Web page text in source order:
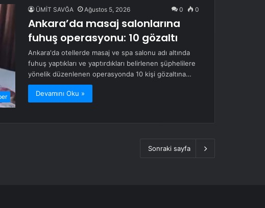
ÜMİT SAVĞA Ağustos 5, 2026 0 0
Ankara’da masaj salonlarına
fuhuş operasyonu: 10 gözaltı
Ankara'da otellerde masaj ve spa salonu adı altında
fuhuş yaptıkları ve yaptırdıkları belirlenen şüphelilere
yönelik düzenlenen operasyonda 10 kişi gözaltına…
Devamını Oku »
Sonraki sayfa